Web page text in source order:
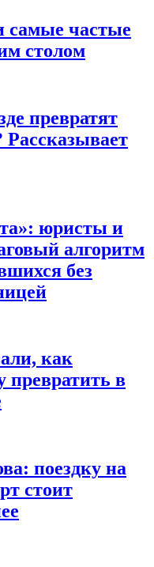
самые частые
столом
превратят
юристы и
алгоритм
без
как
превратить в
поездку на
стоит